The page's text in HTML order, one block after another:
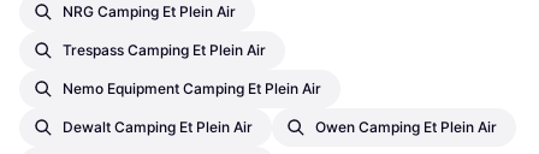
NRG Camping Et Plein Air
Trespass Camping Et Plein Air
Nemo Equipment Camping Et Plein Air
Dewalt Camping Et Plein Air Owen Camping Et Plein Air